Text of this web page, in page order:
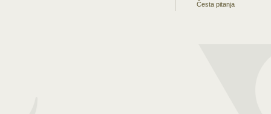
Česta pitanja